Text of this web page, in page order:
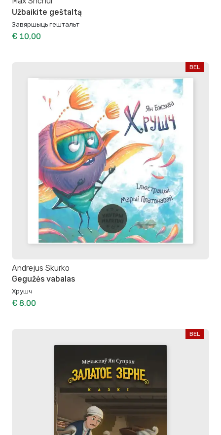
Užbaikite geštaltą
Завяршыць гештальт
€ 10,00
BEL
Andrejus Skurko
Gegužės vabalas
Хрушч
€ 8,00
BEL